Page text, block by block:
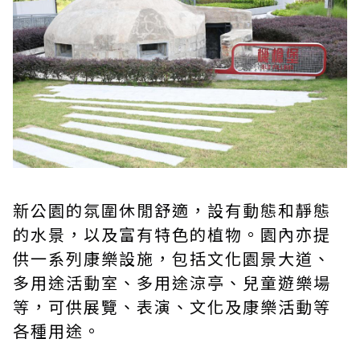
新公園的氛圍休閒舒適，設有動態和靜態
的水景，以及富有特色的植物。園內亦提
供一系列康樂設施，包括文化園景大道、
多用途活動室、多用途涼亭、兒童遊樂場
等，可供展覽、表演、文化及康樂活動等
各種用途。